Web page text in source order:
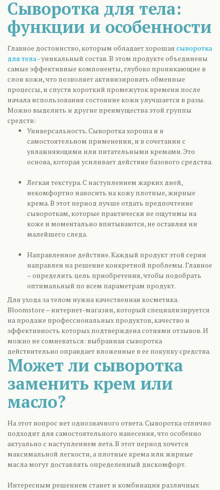
Сыворотка для тела:
функции и особенности
Главное достоинство, которым обладает хорошая сыворотка
для тела- уникальный состав. В этом продукте объединены
самые эффективные компоненты, глубоко проникающие в
слои кожи, что позволяет активизировать обменные
процессы, и спустя короткий промежуток времени после
начала использования состояние кожи улучшается в разы.
Можно выделить и другие преимущества этой группы
средств:
Универсальность. Сыворотка хороша и в
самостоятельном применении, и в сочетании с
увлажняющими или питательными кремами. Это
основа, которая усиливает действие базового средства.
Легкая текстура. С наступлением жарких дней,
некомфортно наносить на кожу плотные, жирные
крема. В этот период лучше отдать предпочтение
сывороткам, которые практически не ощутимы на
коже и моментально впитываются, не оставляя ни
малейшего следа.
Направленное действие. Каждый продукт этой серии
направлен на решение конкретной проблемы. Главное
– определить цель приобретения, чтобы подобрать
оптимальный по всем параметрам продукт.
Для ухода за телом нужна качественная косметика.
Bloomstore – интернет-магазин, который специализируется
на продаже профессиональных продуктов, качество и
эффективность которых подтверждена сотнями отзывов. И
можно не сомневаться: выбранная сыворотка
действительно оправдает вложенные в ее покупку средства.
Может ли сыворотка
заменить крем или
масло?
На этот вопрос нет однозначного ответа. Сыворотка отлично
подходит для самостоятельного нанесения, что особенно
актуально с наступлением лета. В этот период хочется
максимальной легкости, а плотные крема или жирные
масла могут доставлять определенный дискомфорт.
Интересным решением станет и комбинация различных